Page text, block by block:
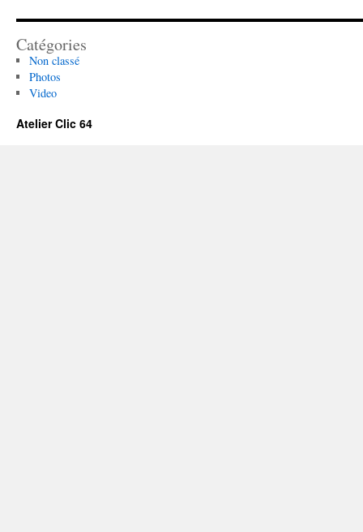
Catégories
Non classé
Photos
Video
Atelier Clic 64